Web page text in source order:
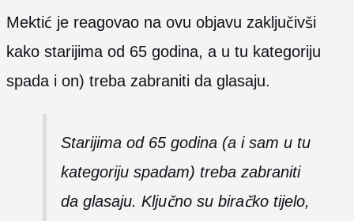
Mektić je reagovao na ovu objavu zaključivši
kako starijima od 65 godina, a u tu kategoriju
spada i on) treba zabraniti da glasaju.
Starijima od 65 godina (a i sam u tu
kategoriju spadam) treba zabraniti
da glasaju. Ključno su biračko tijelo,